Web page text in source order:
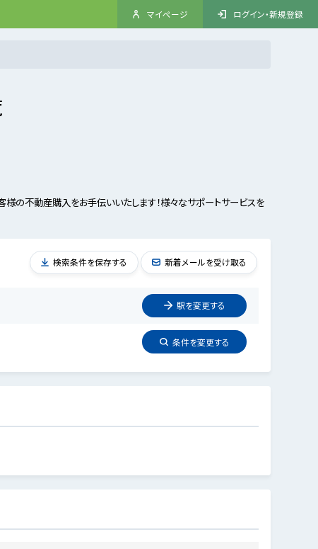
マイページ ログイン・新規登録
の不動産購入をお手伝いいたします！様々なサポートサービスを
駅を変更する
条件を変更する
検索条件を保存する 新着メールを受け取る